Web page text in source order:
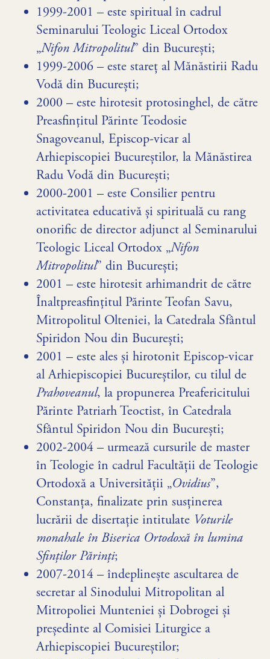
1999-2001 – este spiritual în cadrul
Seminarului Teologic Liceal Ortodox
„Nifon Mitropolitul” din București;
1999-2006 – este stareț al Mănăstirii Radu
Vodă din București;
2000 – este hirotesit protosinghel, de către
Preasfinţitul Părinte Teodosie
Snagoveanul, Episcop-vicar al
Arhiepiscopiei Bucureştilor, la Mănăstirea
Radu Vodă din București;
2000-2001 – este Consilier pentru
activitatea educativă și spirituală cu rang
onorific de director adjunct al Seminarului
Teologic Liceal Ortodox „Nifon
Mitropolitul” din București;
2001 – este hirotesit arhimandrit de către
Înaltpreasfinţitul Părinte Teofan Savu,
Mitropolitul Olteniei, la Catedrala Sfântul
Spiridon Nou din Bucureşti;
2001 – este ales și hirotonit Episcop-vicar
al Arhiepiscopiei Bucureștilor, cu tilul de
Prahoveanul, la propunerea Preafericitului
Părinte Patriarh Teoctist, în Catedrala
Sfântul Spiridon Nou din Bucureşti;
2002-2004 – urmează cursurile de master
în Teologie în cadrul Facultății de Teologie
Ortodoxă a Universității „Ovidius”,
Constanța, finalizate prin susținerea
lucrării de disertație intitulate Voturile
monahale în Biserica Ortodoxă în lumina
Sfinților Părinți;
2007-2014 – îndeplinește ascultarea de
secretar al Sinodului Mitropolitan al
Mitropoliei Munteniei și Dobrogei și
președinte al Comisiei Liturgice a
Arhiepiscopiei Bucureștilor;